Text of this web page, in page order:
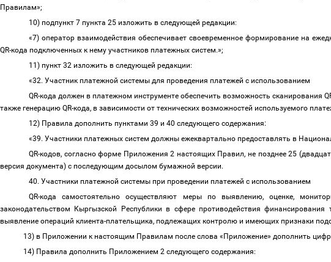
Правилам»;
10) подпункт 7 пункта 25 изложить в следующей редакции:
«7) оператор взаимодействия обеспечивает своевременное формирование на
QR-кода подключенных к нему участников платежных систем.»;
11) пункт 32 изложить в следующей редакции:
«32. Участник платежной системы для проведения платежей с использованием
QR-кода должен в платежном инструменте обеспечить возможность сканирования
также генерацию QR-кода, в зависимости от технических возможностей используемого
12) Правила дополнить пунктами 39 и 40 следующего содержания:
«39. Участники платежных систем должны ежеквартально предоставлять в
QR-кодов, согласно форме Приложения 2 настоящих Правил, не позднее 25
версия документа) с последующим досылом бумажной версии.
40. Участники платежной системы при проведении платежей с использованием
QR-кода самостоятельно осуществляют меры по выявлению, оценке,
законодательством Кыргызской Республики в сфере противодействия
выявление операций клиента-плательщика, подлежащих контролю и имеющих признаки
13) в Приложении к настоящим Правилам после слова «Приложение» дополнить
14) Правила дополнить Приложением 2 следующего содержания: